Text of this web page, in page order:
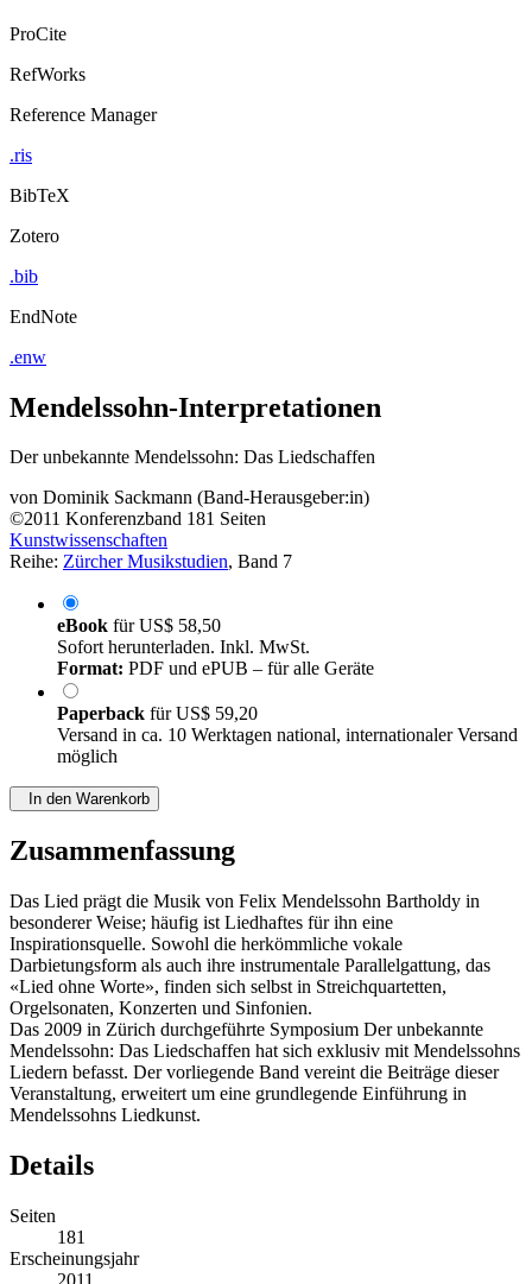
ProCite
RefWorks
Reference Manager
.ris
BibTeX
Zotero
.bib
EndNote
.enw
Mendelssohn-Interpretationen
Der unbekannte Mendelssohn: Das Liedschaffen
von Dominik Sackmann (Band-Herausgeber:in)
©2011 Konferenzband 181 Seiten
Kunstwissenschaften
Reihe: Zürcher Musikstudien, Band 7
eBook fürUS$ 58,50
Sofort herunterladen. Inkl. MwSt.
Format: PDF und ePUB – für alle Geräte
Paperback fürUS$ 59,20
Versand in ca. 10 Werktagen national, internationaler Versand
möglich
In den Warenkorb
Zusammenfassung
Das Lied prägt die Musik von Felix Mendelssohn Bartholdy in
besonderer Weise; häufig ist Liedhaftes für ihn eine
Inspirationsquelle. Sowohl die herkömmliche vokale
Darbietungsform als auch ihre instrumentale Parallelgattung, das
«Lied ohne Worte», finden sich selbst in Streichquartetten,
Orgelsonaten, Konzerten und Sinfonien.
Das 2009 in Zürich durchgeführte Symposium Der unbekannte
Mendelssohn: Das Liedschaffen hat sich exklusiv mit Mendelssohns
Liedern befasst. Der vorliegende Band vereint die Beiträge dieser
Veranstaltung, erweitert um eine grundlegende Einführung in
Mendelssohns Liedkunst.
Details
Seiten
181
Erscheinungsjahr
2011